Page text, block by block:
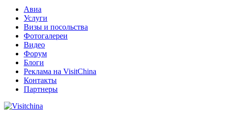
Авиа
Услуги
Визы и посольства
Фотогалереи
Видео
Форум
Блоги
Реклама на VisitChina
Контакты
Партнеры